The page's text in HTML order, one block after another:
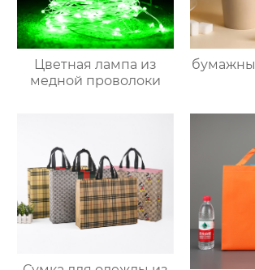
Цветная лампа из
медной проволоки